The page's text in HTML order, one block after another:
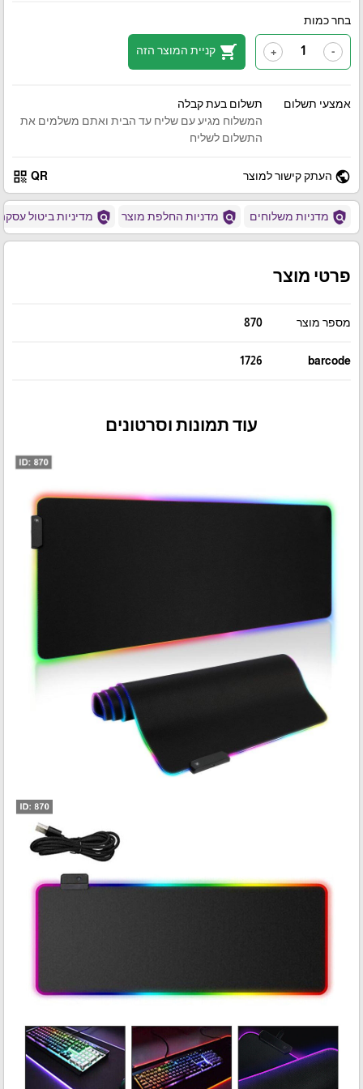
בחר כמות
-
+
shopping_cart קניית המוצר הזה
אמצעי תשלום
תשלום בעת קבלה
המשלוח מגיע עם שליח עד הבית ואתם משלמים את
התשלום לשליח
public העתק קישור למוצר QR
qr_code
policy מדניות משלוחים policy מדניות החלפת מוצר policy מדיניות ביטול
פרטי מוצר
מספר מוצר 870
barcode
1726
עוד תמונות וסרטונים